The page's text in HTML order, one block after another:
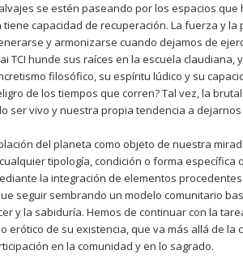
se estén paseando por los espacios
capacidad de recuperación. La fuerza y
y armonizarse cuando dejamos de
TCI hunde sus raíces en la escuela
filosófico, su espíritu lúdico y su
de los tiempos que corren? Tal vez, la
ser vivo y nuestra propia tendencia a
del planeta como objeto de nuestra
tipología, condición o forma específica
la integración de elementos
seguir sembrando un modelo comunitario
y la sabiduría. Hemos de continuar con la
erótico de su existencia, que va más allá de la
en la comunidad y en lo sagrado.